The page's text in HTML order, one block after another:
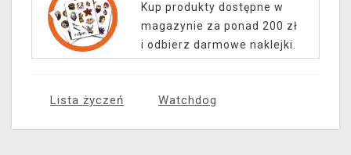
Kup produkty dostępne w
magazynie za ponad 200 zł
i odbierz darmowe naklejki.
Lista życzeń Watchdog